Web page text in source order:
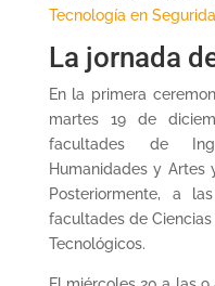
Tecnología en
La jornada
En la primera
martes 19 de
facultades de
Humanidades y Artes
Posteriormente, a
facultades de
Tecnológicos.